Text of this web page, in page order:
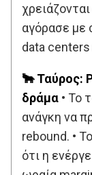
αγόρασε με
data centers
🐂 Ταύρος:
δράμα • Το
ανάγκη να
rebound. •
ότι η